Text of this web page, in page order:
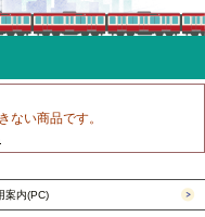
ない商品です。
案内(PC)